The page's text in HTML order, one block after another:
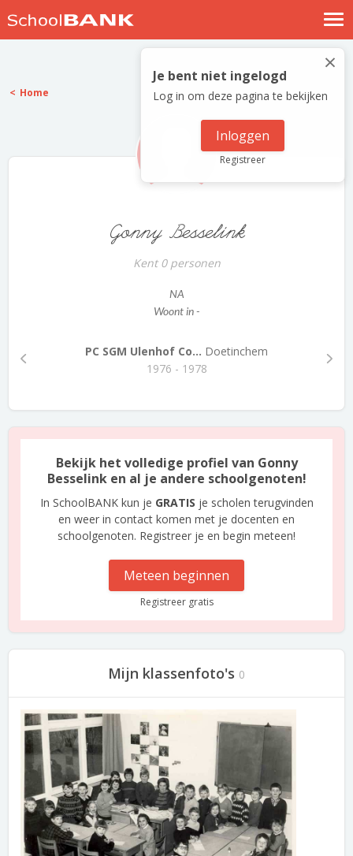
Nostalgische verhalen
Log in
Meld je gratis aan
×
Je bent niet ingelogd
Log in om deze pagina te bekijken
Inloggen
Registreer
Home
Gonny Besselink
Kent 0 personen
NA
Woont in -
PC SGM Ulenhof Co... Doetinchem
1976 - 1978
Bekijk het volledige profiel van Gonny
Besselink en al je andere schoolgenoten!
In SchoolBANK kun je GRATIS je scholen terugvinden
en weer in contact komen met je docenten en
schoolgenoten. Registreer je en begin meteen!
Meteen beginnen
Registreer gratis
Mijn klassenfoto's 0